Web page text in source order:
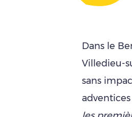
Dans le
Villedieu-
sans